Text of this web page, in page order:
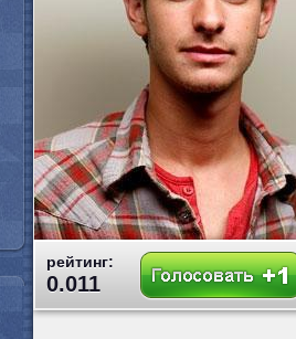
рейтинг:
0.011